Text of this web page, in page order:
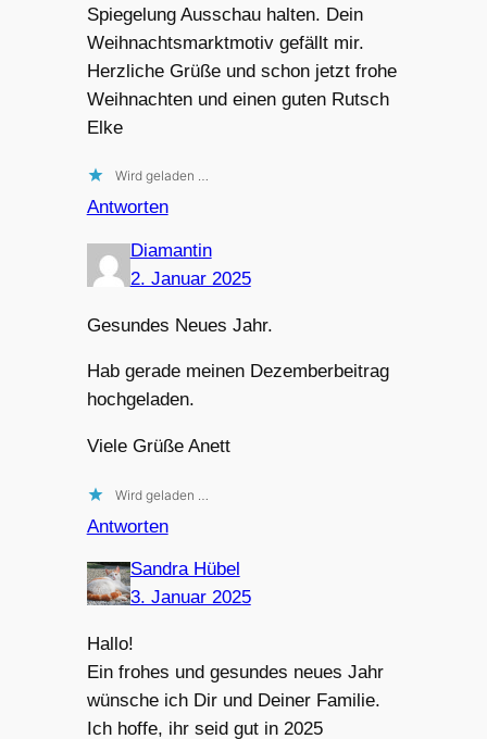
Spiegelung Ausschau halten. Dein
Weihnachtsmarktmotiv gefällt mir.
Herzliche Grüße und schon jetzt frohe
Weihnachten und einen guten Rutsch
Elke
Wird geladen …
Antworten
Diamantin
2. Januar 2025
Gesundes Neues Jahr.
Hab gerade meinen Dezemberbeitrag
hochgeladen.
Viele Grüße Anett
Wird geladen …
Antworten
Sandra Hübel
3. Januar 2025
Hallo!
Ein frohes und gesundes neues Jahr
wünsche ich Dir und Deiner Familie.
Ich hoffe, ihr seid gut in 2025